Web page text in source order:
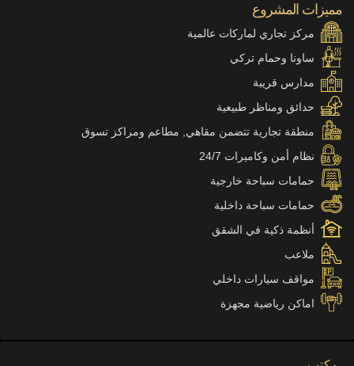
مميزات المشروع
مركز تجاري لماركات عالمية
ساونا وحمام تركي
مدارس قريبة
حدائق ومناظر طبيعية
منطقة تجارية تتضمن مقاهي, مطاعم ومراكز تسوق
نظام أمن وكاميرات 24/7
حمامات سباحة خارجية
حمامات سباحة داخلية
أنظمة ذكية في الشقق
ملاعب
مواقف سيارات داخلي
اماكن رياضية مجهزة